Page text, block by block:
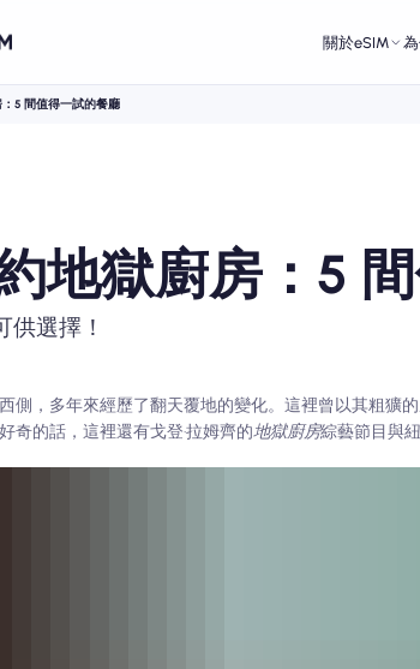
關於eSIM
5 間值得一試的餐廳
地獄廚房：5
供選擇！
側，多年來經歷了翻天覆地的變化。這裡曾以其粗獷
奇的話，這裡還有戈登·拉姆齊的地獄廚房綜藝節目與